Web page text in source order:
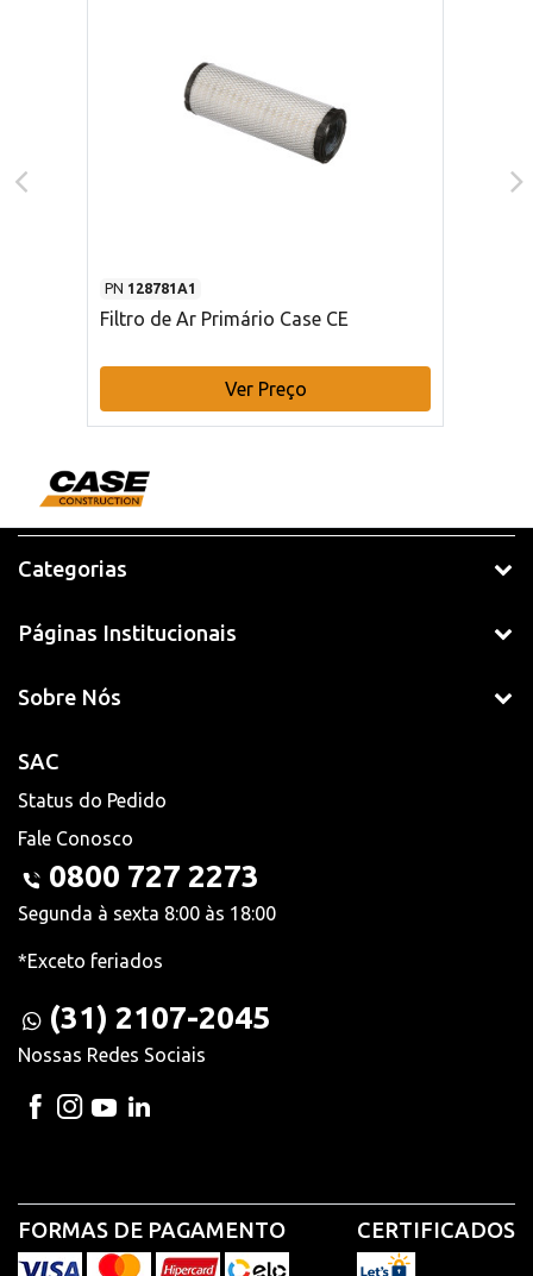
PN 128781A1
Filtro de Ar Primário Case CE
Ver Preço
Categorias
Páginas Institucionais
Sobre Nós
SAC
Status do Pedido
Fale Conosco
0800 727 2273
Segunda à sexta 8:00 às 18:00
*Exceto feriados
(31) 2107-2045
Nossas Redes Sociais
FORMAS DE PAGAMENTO CERTIFICADOS